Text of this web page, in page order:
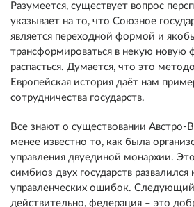
Разумеется, существует вопрос
указывает на то, что Союзное
является переходной формой и
трансформироваться в некую новую
распасться. Думается, что это
Европейская история даёт нам
сотрудничества государств.
Все знают о существовании Австро-
менее известно то, как была
управления двуединой монархии.
симбиоз двух государств развалился
управленческих ошибок.
действительно, федерация – это